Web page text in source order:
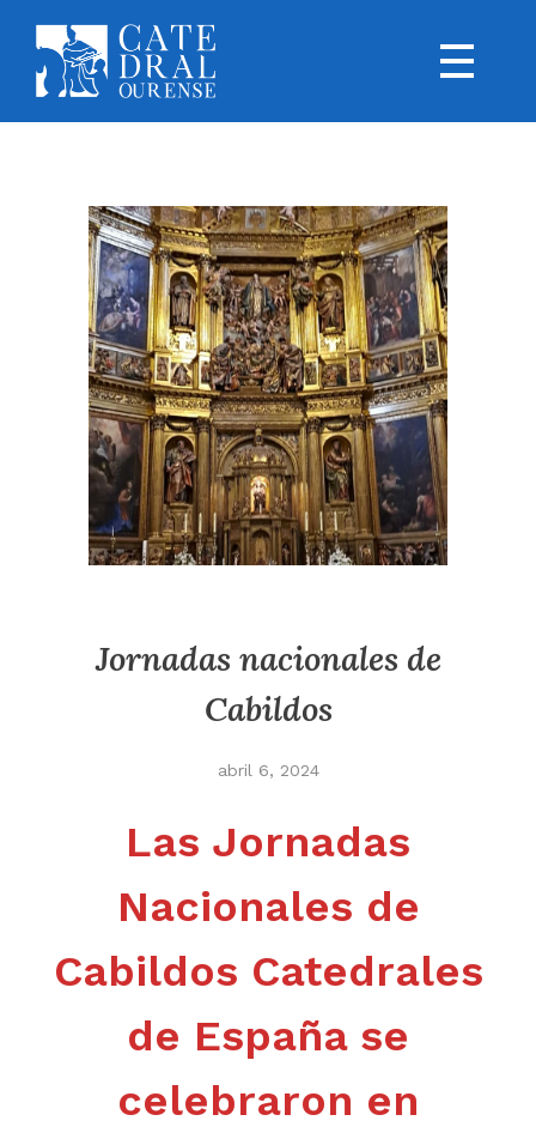
Jornadas nacionales de
Cabildos
abril 6, 2024
Las Jornadas
Nacionales de
Cabildos Catedrales
de España se
celebraron en